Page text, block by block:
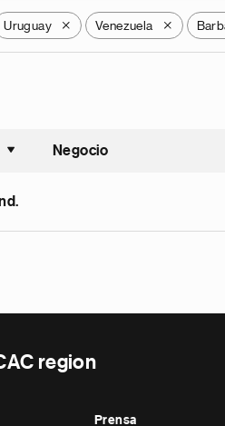
Uruguay X Venezuela X
Ordenar
Negocio
region
Prensa